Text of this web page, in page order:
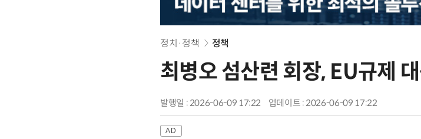
정치·정책 정책
최병오 섬산련 회장, EU규제
발행일 : 2026-06-09 17:22 업데이트 : 2026-06-09 17:22